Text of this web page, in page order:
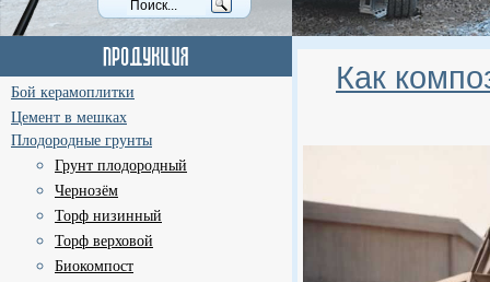
Бой керамоплитки
Цемент в мешках
Плодородные грунты
Грунт плодородный
Чернозём
Торф низинный
Торф верховой
Биокомпост
Как